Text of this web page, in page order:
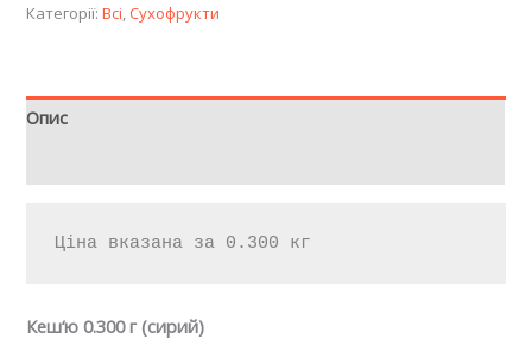
Категорії:Всі,Сухофрукти
Опис
Ціна вказана за 0.300 кг
Кеш‘ю 0.300 г (сирий)